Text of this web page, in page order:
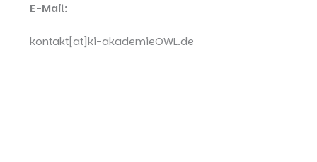
E-Mail:
kontakt[at]ki-akademieOWL.de